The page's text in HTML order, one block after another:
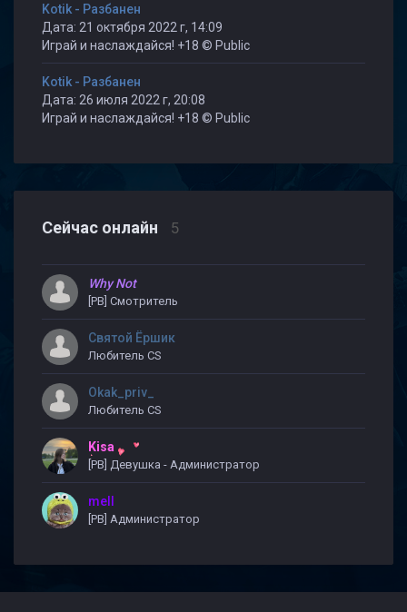
Kotik - Разбанен
Дата: 21 октября 2022 г, 14:09
Играй и наслаждайся! +18 © Public
Kotik - Разбанен
Дата: 26 июля 2022 г, 20:08
Играй и наслаждайся! +18 © Public
Сейчас онлайн 5
Why Not
[PB] Смотритель
Святой Ёршик
Любитель CS
Okak_priv_
Любитель CS
Kisa
[PB] Девушка - Администратор
mell
[PB] Администратор